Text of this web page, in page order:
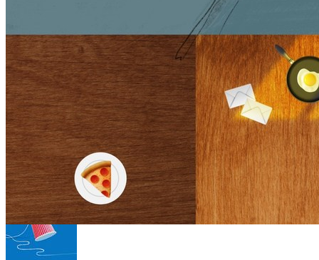
4.5k
粉丝
＋ 关注